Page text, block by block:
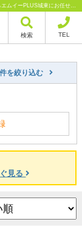
中古マンション｜埼玉・東京・千葉の新築・中古一戸建て、不動産情報ならエムイーPLUS城東にお任せください
検索 TEL
を絞り込む
見る